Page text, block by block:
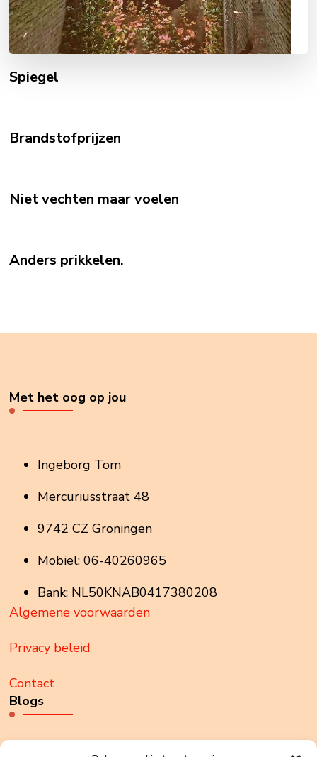
Spiegel
Brandstofprijzen
Niet vechten maar voelen
Anders prikkelen.
Met het oog op jou
Ingeborg Tom
Mercuriusstraat 48
9742 CZ Groningen
Mobiel: 06-40260965
Bank: NL50KNAB0417380208
Algemene voorwaarden
Privacy beleid
Contact
Blogs